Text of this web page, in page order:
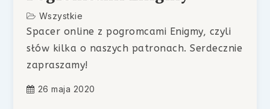
Wszystkie
Spacer online z pogromcami Enigmy, czyli
słów kilka o naszych patronach. Serdecznie
zapraszamy!
26 maja 2020